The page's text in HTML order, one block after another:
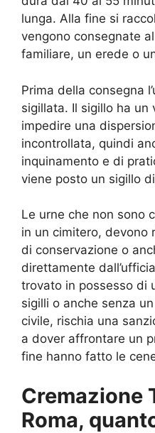
lunga. Alla fine si
vengono consegnate
familiare, un erede o
Prima della consegna
sigillata. Il sigillo ha un
impedire una
incontrollata, quindi
inquinamento e di
viene posto un sigillo
Le urne che non sono
in un cimitero, devono
di conservazione o
direttamente
trovato in possesso di
sigilli o anche senza
civile, rischia una
a dover affrontare un
fine hanno fatto le
Cremazione
Roma,